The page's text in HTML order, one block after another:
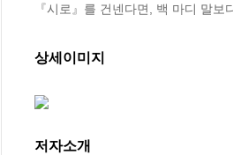
『시로』를 건넨다면, 백 마디 말보
상세이미지
저자소개